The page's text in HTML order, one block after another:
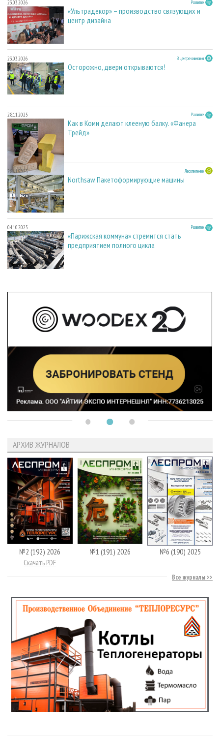
23.03.2026 Развитие
«Ультрадекор» – производство связующих и
центр дизайна
23.03.2026 В центре внимания
Осторожно, двери открываются!
28.11.2025 Развитие
Как в Коми делают клееную балку. «Фанера
Трейд»
28.11.2025 Лесопиление
Northsaw. Пакетоформирующие машины
04.10.2025 Развитие
«Парижская коммуна» стремится стать
предприятием полного цикла
АРХИВ ЖУРНАЛОВ
№2 (192) 2026
Скачать PDF
№1 (191) 2026 №6 (190) 2025
Все журналы